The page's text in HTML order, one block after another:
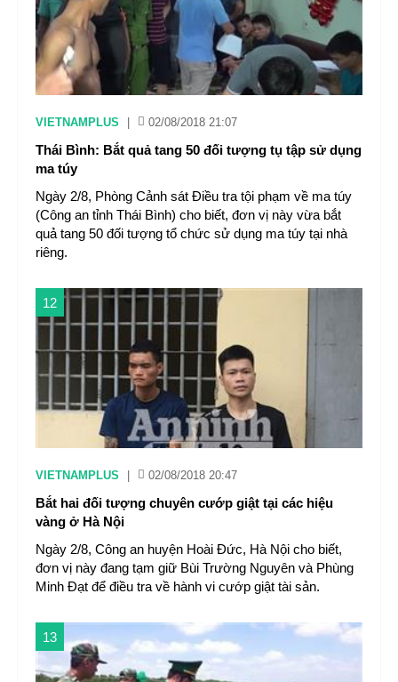
VIETNAMPLUS 02/08/2018 21:07
Thái Bình: Bắt quả tang 50 đối tượng tụ tập sử dụng
ma túy
Ngày 2/8, Phòng Cảnh sát Điều tra tội phạm về ma túy
(Công an tỉnh Thái Bình) cho biết, đơn vị này vừa bắt
quả tang 50 đối tượng tổ chức sử dụng ma túy tại nhà
riêng.
12
VIETNAMPLUS 02/08/2018 20:47
Bắt hai đối tượng chuyên cướp giật tại các hiệu
vàng ở Hà Nội
Ngày 2/8, Công an huyện Hoài Đức, Hà Nội cho biết,
đơn vị này đang tạm giữ Bùi Trường Nguyên và Phùng
Minh Đạt để điều tra về hành vi cướp giật tài sản.
13